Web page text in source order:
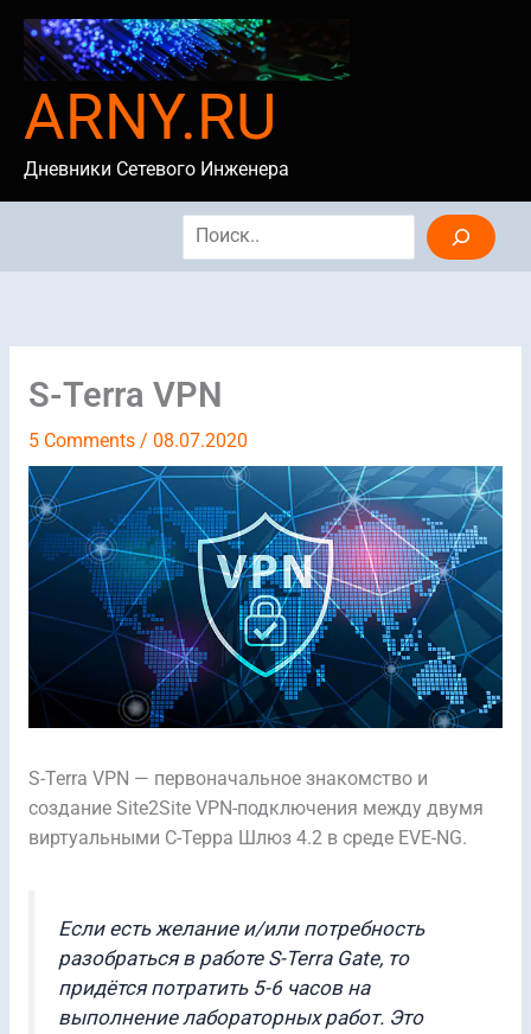
content
ARNY.RU
Дневники Сетевого Инженера
Search
S-Terra VPN
5 Comments / 08.07.2020
S-Terra VPN — первоначальное знакомство и
создание Site2Site VPN-подключения между двумя
виртуальными С-Терра Шлюз 4.2 в среде EVE-NG.
Если есть желание и/или потребность
разобраться в работе S-TerraGate, то
придётся потратить 5-6 часов на
выполнение лабораторных работ. Это